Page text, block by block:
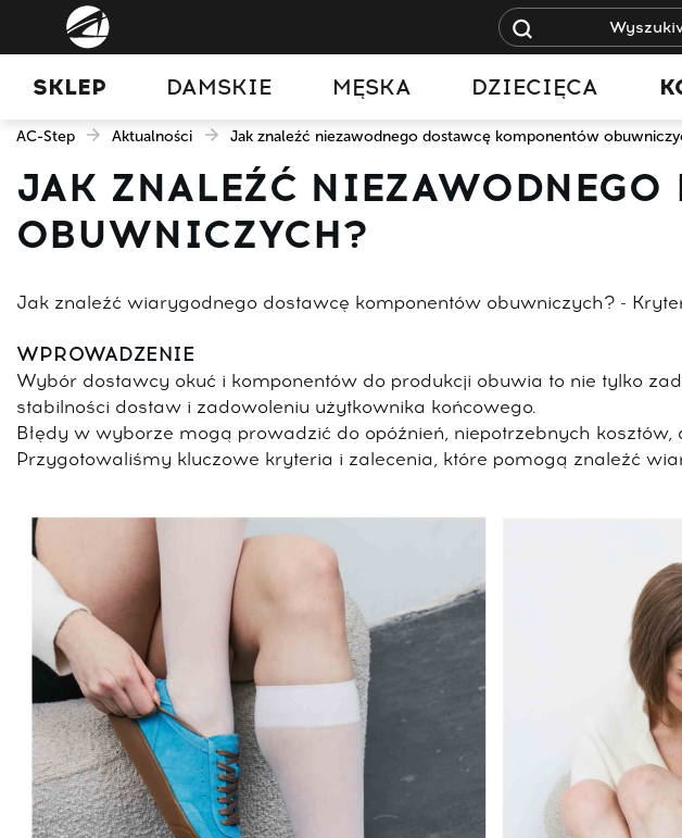
SKLEP DAMSKIE MĘSKA DZIECIĘCA
AC-Step Aktualności Jak znaleźć niezawodnego dostawcę komponentów
JAK ZNALEŹĆ NIEZAWODNEGO
OBUWNICZYCH?
Jak znaleźć wiarygodnego dostawcę komponentów obuwniczych? -
WPROWADZENIE
Wybór dostawcy okuć i komponentów do produkcji obuwia to nie tylko
stabilności dostaw i zadowoleniu użytkownika końcowego.
Błędy w wyborze mogą prowadzić do opóźnień, niepotrzebnych
Przygotowaliśmy kluczowe kryteria i zalecenia, które pomogą znaleźć